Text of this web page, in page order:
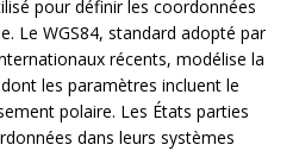
pour définir les coordonnées
Le WGS84, standard adopté par
récents, modélise la
les paramètres incluent le
polaire. Les États parties
dans leurs systèmes